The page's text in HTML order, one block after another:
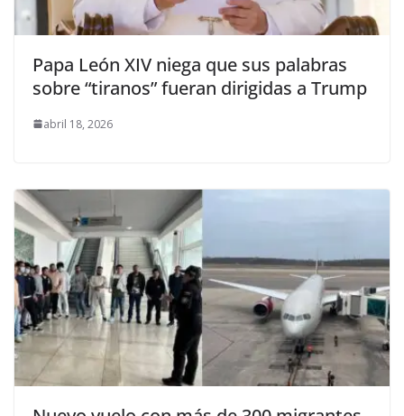
Papa León XIV niega que sus palabras
sobre “tiranos” fueran dirigidas a Trump
abril 18, 2026